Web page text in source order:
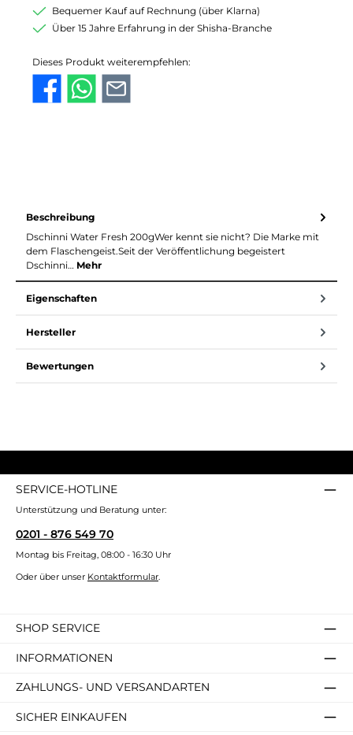
Bequemer Kauf auf Rechnung (über Klarna)
Über 15 Jahre Erfahrung in der Shisha-Branche
Dieses Produkt weiterempfehlen:
Beschreibung
Dschinni Water Fresh 200gWer kennt sie nicht? Die Marke mit
dem Flaschengeist.Seit der Veröffentlichung begeistert
Dschinni… Mehr
Eigenschaften
Hersteller
Bewertungen
SERVICE-HOTLINE
Unterstützung und Beratung unter:
0201 - 876 549 70
Montag bis Freitag, 08:00 - 16:30 Uhr
Oder über unser Kontaktformular.
SHOP SERVICE
INFORMATIONEN
ZAHLUNGS- UND VERSANDARTEN
SICHER EINKAUFEN